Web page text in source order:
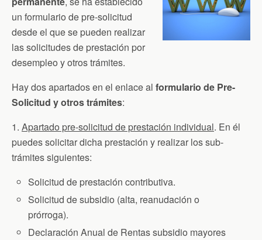
un formulario de pre-solicitud
desde el que se pueden realizar
las solicitudes de prestación por
desempleo y otros trámites.
Hay dos apartados en el enlace al formulario de Pre-
Solicitud y otros trámites:
1. Apartado pre-solicitud de prestación individual. En él
puedes solicitar dicha prestación y realizar los sub-
trámites siguientes:
Solicitud de prestación contributiva.
Solicitud de subsidio (alta, reanudación o
prórroga).
Declaración Anual de Rentas subsidio mayores